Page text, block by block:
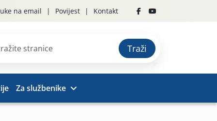
na email Povijest Kontakt
Traži
Za službenike